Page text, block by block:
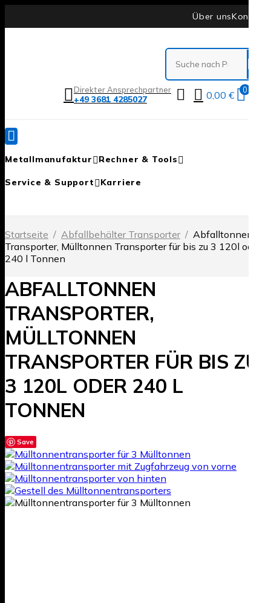
Über unsKontakt
Direkter Ansprechpartner
+49 3681 4285027 0,00 € 0
Metallmanufaktur Rechner & Tools
Service & Support Karriere
Startseite / Abfallbehälter Transporter / Abfalltonnen
Transporter, Mülltonnen Transporter für bis zu 3 120l oder
240 l Tonnen
ABFALLTONNEN
TRANSPORTER,
MÜLLTONNEN
TRANSPORTER FÜR BIS ZU
3 120L ODER 240 L
TONNEN
Save